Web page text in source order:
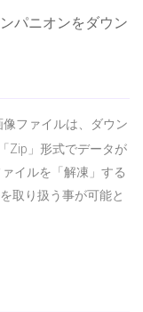
パニオンをダウン
ファイルは、ダウン
Zip」形式でデータが
イルを「解凍」する
取り扱う事が可能と